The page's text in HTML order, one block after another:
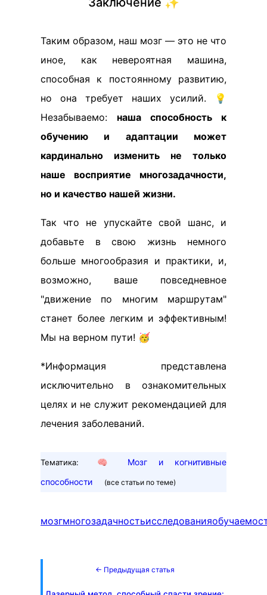
Таким образом, наш мозг — это не что
иное, как невероятная машина,
способная к постоянному развитию,
но она требует наших усилий. 💡
Незабываемо: наша способность к
обучению и адаптации может
кардинально изменить не только
наше восприятие многозадачности,
но и качество нашей жизни.
Так что не упускайте свой шанс, и
добавьте в свою жизнь немного
больше многообразия и практики, и,
возможно, ваше повседневное
"движение по многим маршрутам"
станет более легким и эффективным!
Мы на верном пути! 🥳
*Информация представлена
исключительно в ознакомительных
целях и не служит рекомендацией для
лечения заболеваний.
Тематика: 🧠
Мозг и когнитивные
способности
(все статьи по теме)
мозгмногозадачностьисследования
← Предыдущая статья